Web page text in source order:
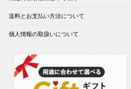
送料とお支払い方法について
個人情報の取扱いについて